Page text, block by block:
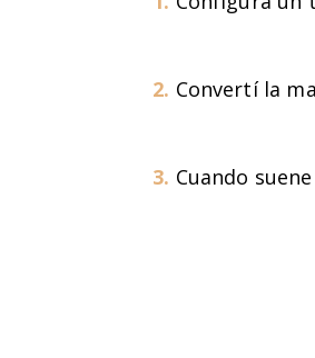
2. Convertí la
3. Cuando